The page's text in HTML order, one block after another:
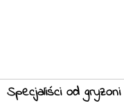
Specjaliści od